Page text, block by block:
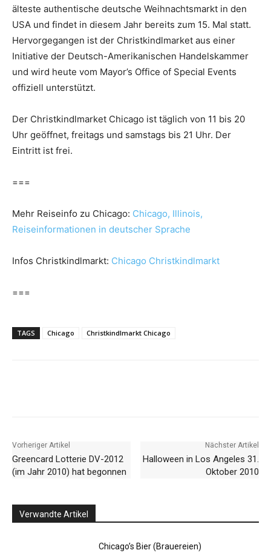
älteste authentische deutsche Weihnachtsmarkt in den
USA und findet in diesem Jahr bereits zum 15. Mal statt.
Hervorgegangen ist der Christkindlmarket aus einer
Initiative der Deutsch-Amerikanischen Handelskammer
und wird heute vom Mayor’s Office of Special Events
offiziell unterstützt.
Der Christkindlmarket Chicago ist täglich von 11 bis 20
Uhr geöffnet, freitags und samstags bis 21 Uhr. Der
Eintritt ist frei.
===
Mehr Reiseinfo zu Chicago: Chicago, Illinois,
Reiseinformationen in deutscher Sprache
Infos Christkindlmarkt: Chicago Christkindlmarkt
===
TAGS Chicago Christkindlmarkt Chicago
Vorheriger Artikel
Greencard Lotterie DV-2012
(im Jahr 2010) hat begonnen
Nächster Artikel
Halloween in Los Angeles 31.
Oktober 2010
Verwandte Artikel
Chicago’s Bier (Brauereien)